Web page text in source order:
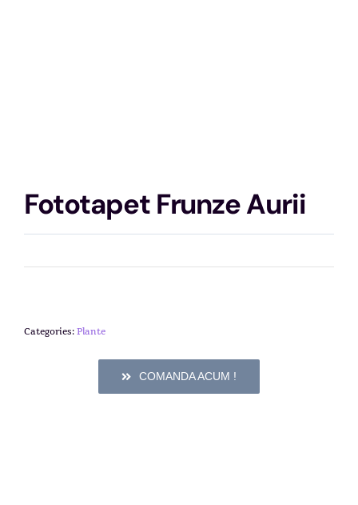
Fototapet Frunze Aurii
Categories:Plante
COMANDA ACUM !